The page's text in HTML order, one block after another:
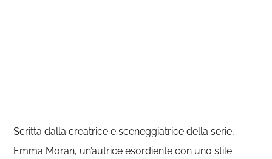
Scritta dalla creatrice e sceneggiatrice della serie,
Emma Moran, un’autrice esordiente con uno stile